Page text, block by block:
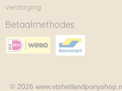
Verzorging
Betaalmethodes
© 2026